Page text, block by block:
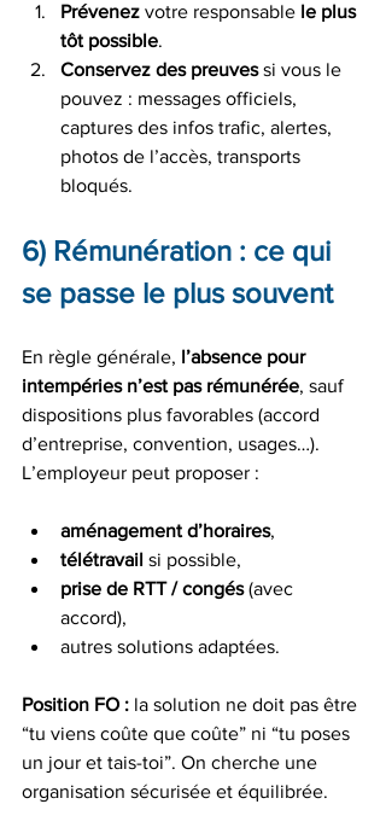
Prévenez votre responsable le plus
tôt possible.
Conservez des preuves si vous le
pouvez : messages officiels,
captures des infos trafic, alertes,
photos de l’accès, transports
bloqués.
6) Rémunération : ce qui
se passe le plus souvent
En règle générale, l’absence pour
intempéries n’est pas rémunérée, sauf
dispositions plus favorables (accord
d’entreprise, convention, usages…).
L’employeur peut proposer :
aménagement d’horaires,
télétravail si possible,
prise de RTT / congés (avec
accord),
autres solutions adaptées.
Position FO : la solution ne doit pas être
“tu viens coûte que coûte” ni “tu poses
un jour et tais-toi”. On cherche une
organisation sécurisée et équilibrée.